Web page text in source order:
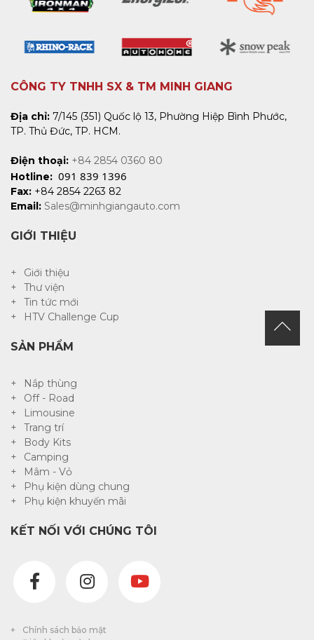
CÔNG TY TNHH SX & TM MINH GIANG
Địa chỉ: 7/145 (351) Quốc lộ 13, Phường Hiệp Bình Phước,
TP. Thủ Đức, TP. HCM.
Điện thoại: +84 2854 0360 80
Hotline: 091 839 1396
Fax: +84 2854 2263 82
Email: Sales@minhgiangauto.com
GIỚI THIỆU
Giới thiệu
Thư viện
Tin tức mới
HTV Challenge Cup
SẢN PHẨM
Nắp thùng
Off - Road
Limousine
Trang trí
Body Kits
Camping
Mâm - Vỏ
Phụ kiện dùng chung
Phụ kiện khuyến mãi
KẾT NỐI VỚI CHÚNG TÔI
Chính sách bảo mật